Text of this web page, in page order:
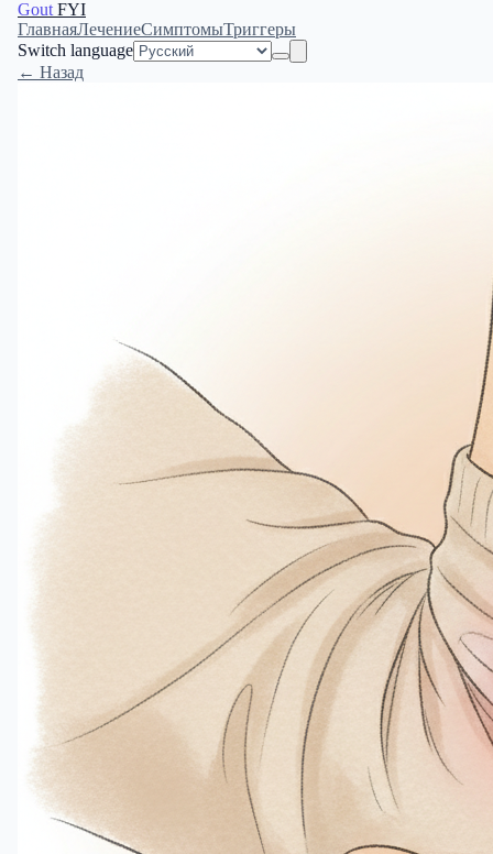
Gout FYI
ГлавнаяЛечениеСимптомыТриггеры
Switch language
← Назад